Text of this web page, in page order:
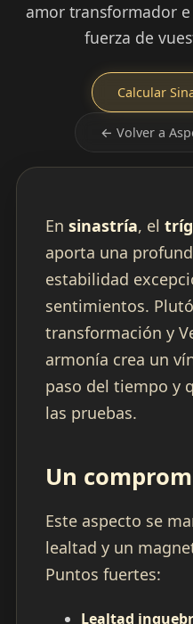
amor transformador
fuerza de
Calcular
← Volver a
En sinastría, el
aporta una
estabilidad
sentimientos.
transformación y
armonía crea un
paso del tiempo y
las pruebas.
Un
Este aspecto se
lealtad y un
Puntos fuertes:
Lealtad